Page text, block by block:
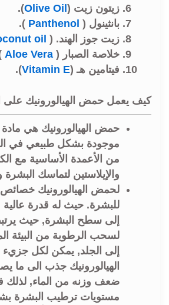
زيتون زيت (Olive Oil
).
بانثينول ( Panthenol
).
زيت جوز الهند. ( oil
خلاصة الصبار ( Aloe Vera
فيتامين هـ (Vitamin E
).
كيف يعمل حمض الهيالورونيك على
حمض الهيالورونيك هي مادة
موجودة بشكل طبيعي في
من الأعمدة الأساسية مع
والإيلاستين لتماسك البشرة
لحمض الهيالورونيك
للبشرة. حيث له قدرة
إلى سطح البشرة, حيث
لسحب الرطوبة من البيئة
إلى الجلد, يمكن لكل
ضعف وزنه من الماء, لذلك
مستويات ترطيب البشرة